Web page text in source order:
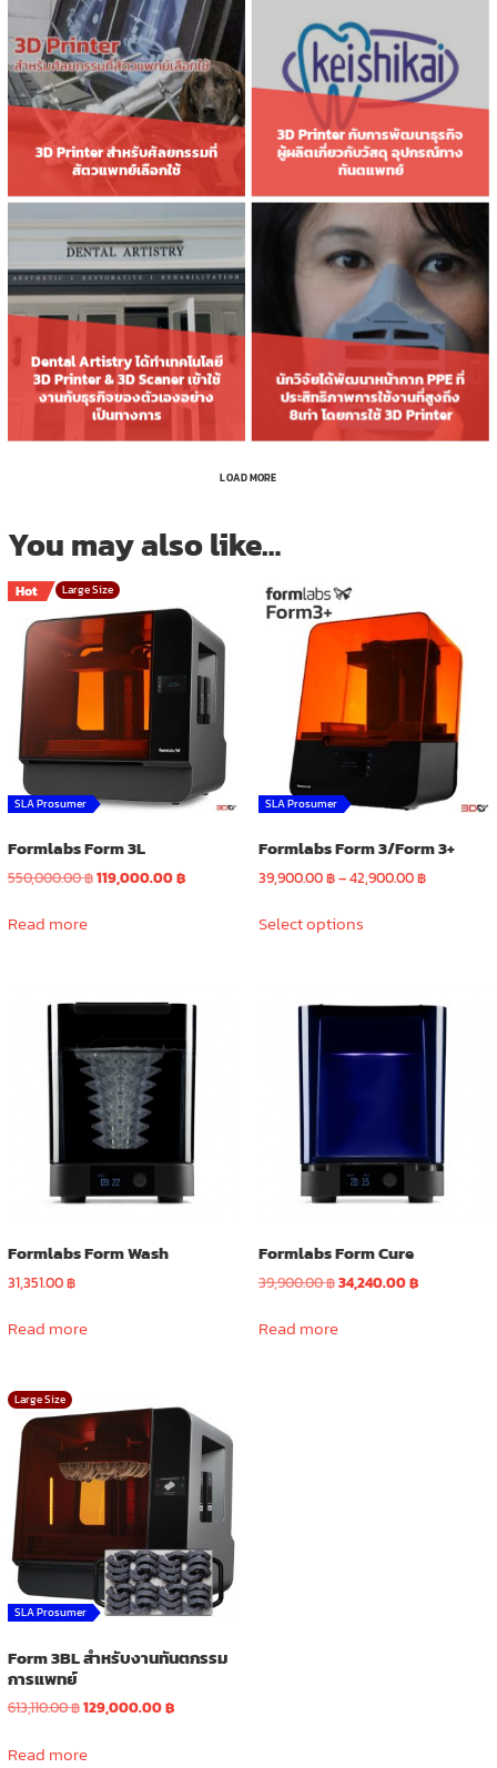
3D Printer สำหรับศัลยกรรมที่
สัตวแพทย์เลือกใช้
3D Printer กับการพัฒนาธุรกิจ
ผู้ผลิตเกี่ยวกับวัสดุ อุปกรณ์ทาง
ทันตแพทย์
Dental Artistry ได้ทำเทคโนโลยี
3D Printer & 3D Scaner เข้าใช้
งานกับธุรกิจของตัวเองอย่าง
เป็นทางการ
นักวิจัยได้พัฒนาหน้ากาก PPE ที่
ประสิทธิภาพการใช้งานที่สูงถึง
8เท่า โดยการใช้ 3D Printer
LOAD MORE
You may also like…
Hot Large Size
SLA Prosumer
Formlabs Form 3L
550,000.00฿Original
119,000.00฿Current
Read more
SLA Prosumer
Formlabs Form 3/Form 3+
39,900.00฿–42,900.00฿Price
Select optionsproduct
variants.
options
on
the
product
Formlabs Form Wash
31,351.00฿
Read more
Formlabs Form Cure
39,900.00฿Original
was:
34,240.00฿Current
Read more
SLA Prosumer
Large Size
Form 3BL สำหรับงานทันตกรรม
การแพทย์
613,110.00฿Original
was:
129,000.00฿Current
Read more